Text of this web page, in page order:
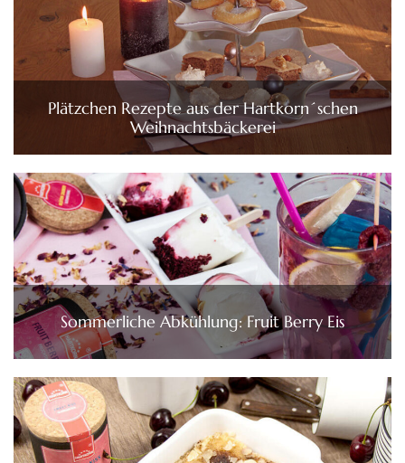
Plätzchen Rezepte aus der Hartkorn´schen
Weihnachtsbäckerei
Sommerliche Abkühlung: Fruit Berry Eis